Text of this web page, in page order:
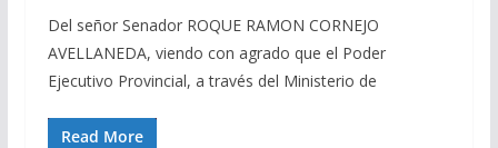
Del señor Senador ROQUE RAMON CORNEJO
AVELLANEDA, viendo con agrado que el Poder
Ejecutivo Provincial, a través del Ministerio de
Read More